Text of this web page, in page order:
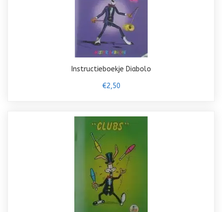
Instructieboekje Diabolo
€2,50